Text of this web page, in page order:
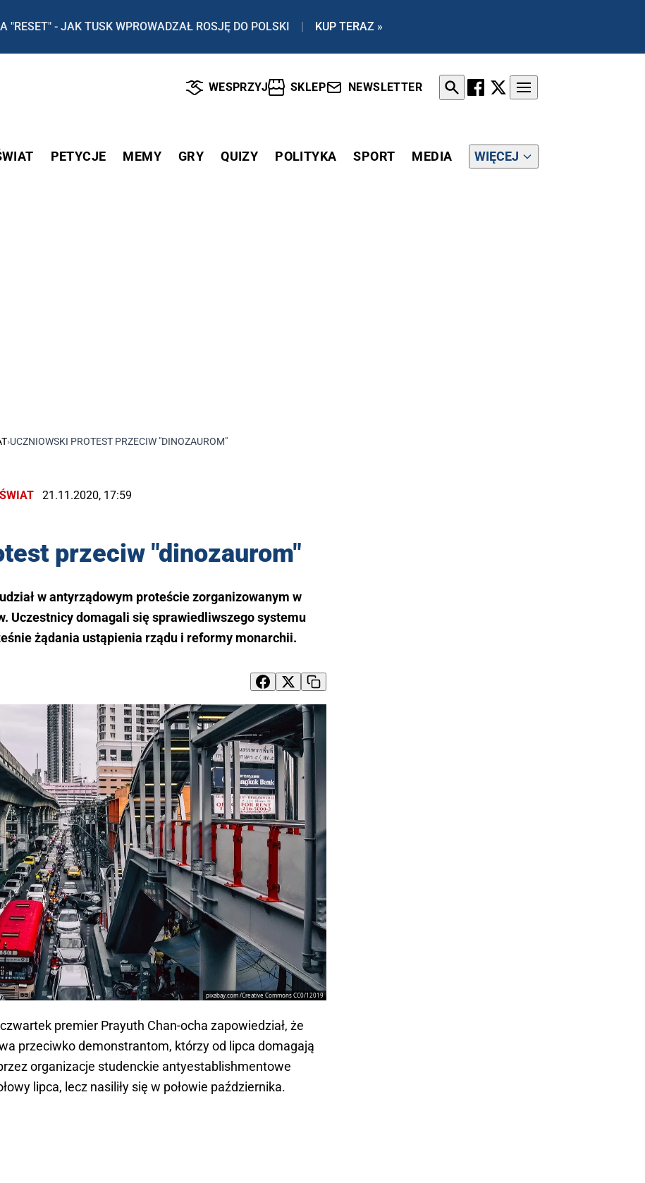
"RESET" - JAK TUSK WPROWADZAŁ ROSJĘ DO POLSKI | KUP TERAZ »
WESPRZYJ SKLEP NEWSLETTER
PETYCJE MEMY GRY QUIZY POLITYKA SPORT MEDIA WIĘCEJ
›UCZNIOWSKI PROTEST PRZECIW "DINOZAUROM"
ŚWIAT 21.11.2020, 17:59
przeciw "dinozaurom"
w antyrządowym proteście zorganizowanym w
Uczestnicy domagali się sprawiedliwszego systemu
żądania ustąpienia rządu i reformy monarchii.
pixabay.com /Creative Commons CC0/12019
premier Prayuth Chan-ocha zapowiedział, że
przeciwko demonstrantom, którzy od lipca domagają
organizacje studenckie antyestablishmentowe
lipca, lecz nasiliły się w połowie października.